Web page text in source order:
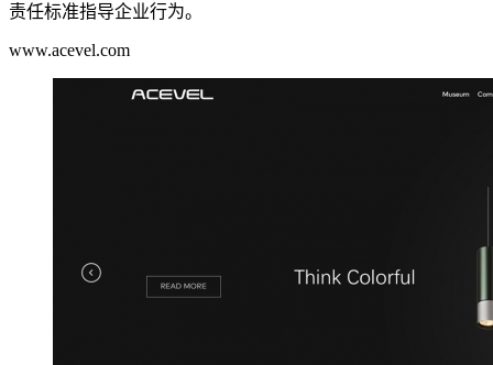
责任标准指导企业行为。
www.acevel.com